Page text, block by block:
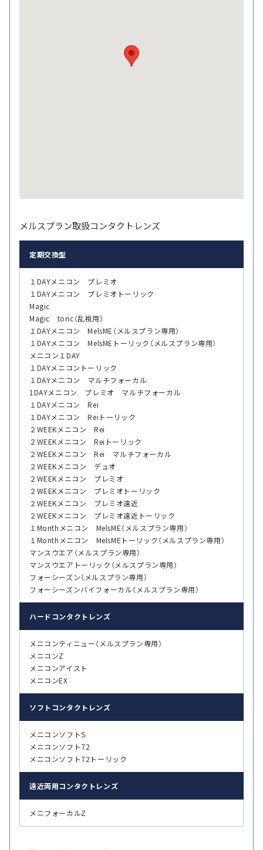
メルスプラン取扱コンタクトレンズ
定期交換型
１DAYメニコン プレミオ
１DAYメニコン プレミオトーリック
Magic
Magic toric（乱視用）
１DAYメニコン MelsME（メルスプラン専用）
１DAYメニコン MelsMEトーリック（メルスプラン専用）
メニコン１DAY
１DAYメニコントーリック
１DAYメニコン マルチフォーカル
1DAYメニコン プレミオ マルチフォーカル
１DAYメニコン Rei
１DAYメニコン Reiトーリック
２WEEKメニコン Rei
２WEEKメニコン Reiトーリック
２WEEKメニコン Rei マルチフォーカル
２WEEKメニコン デュオ
２WEEKメニコン プレミオ
２WEEKメニコン プレミオトーリック
２WEEKメニコン プレミオ遠近
２WEEKメニコン プレミオ遠近トーリック
１Monthメニコン MelsME（メルスプラン専用）
１Monthメニコン MelsMEトーリック（メルスプラン専用）
マンスウエア（メルスプラン専用）
マンスウエアトーリック（メルスプラン専用）
フォーシーズン（メルスプラン専用）
フォーシーズンバイフォーカル（メルスプラン専用）
ハード コンタクトレンズ
メニコンティニュー（メルスプラン専用）
メニコンZ
メニコンアイスト
メニコンEX
ソフト コンタクトレンズ
メニコンソフトS
メニコンソフト72
メニコンソフト72トーリック
遠近両用コンタクトレンズ
メニフォーカルZ